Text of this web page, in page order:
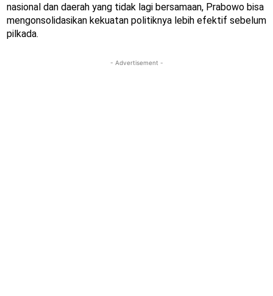
nasional dan daerah yang tidak lagi bersamaan, Prabowo bisa
mengonsolidasikan kekuatan politiknya lebih efektif sebelum
pilkada.
- Advertisement -